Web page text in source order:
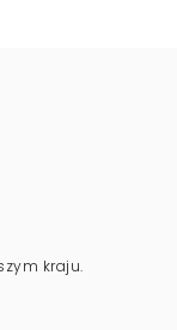
kraju.